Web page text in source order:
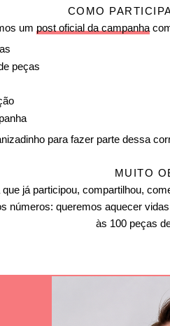
COMO
um post oficial da campanha
peças
para fazer parte dessa
MUITO
já participou, compartilhou,
números: queremos aquecer
às 100 peças